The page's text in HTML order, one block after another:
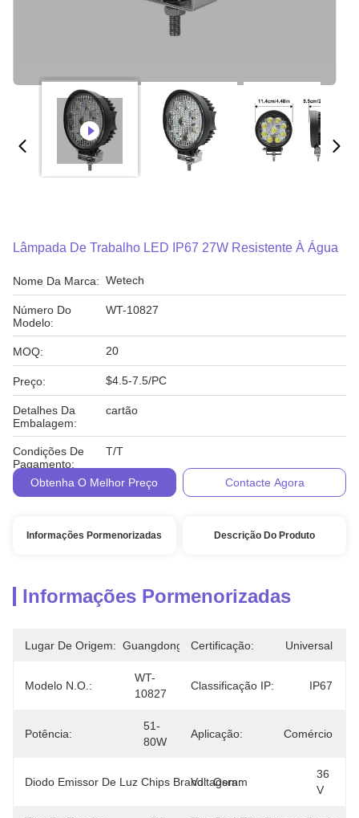
Lâmpada De Trabalho LED IP67 27W Resistente À Água
Nome Da Marca: Wetech
Número Do
Modelo:
WT-10827
MOQ: 20
Preço: $4.5-7.5/PC
Detalhes Da
Embalagem:
cartão
Condições De
Pagamento:
T/T
Obtenha O Melhor Preço Contacte Agora
Informações Pormenorizadas Descrição Do Produto
Informações Pormenorizadas
Lugar De Origem: Guangdong Certificação: Universal
Modelo N.O.:
WT-
10827
Classificação IP: IP67
Potência:
51-
80W
Aplicação: Comércio
Diodo Emissor De Luz Chips Brand: Osram
Voltagem:
36
V